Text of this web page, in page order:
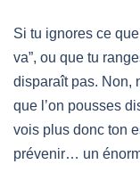
Si tu ignores ce
va”, ou que tu
disparaît pas. Non,
que l’on pousses
vois plus donc ton
prévenir… un